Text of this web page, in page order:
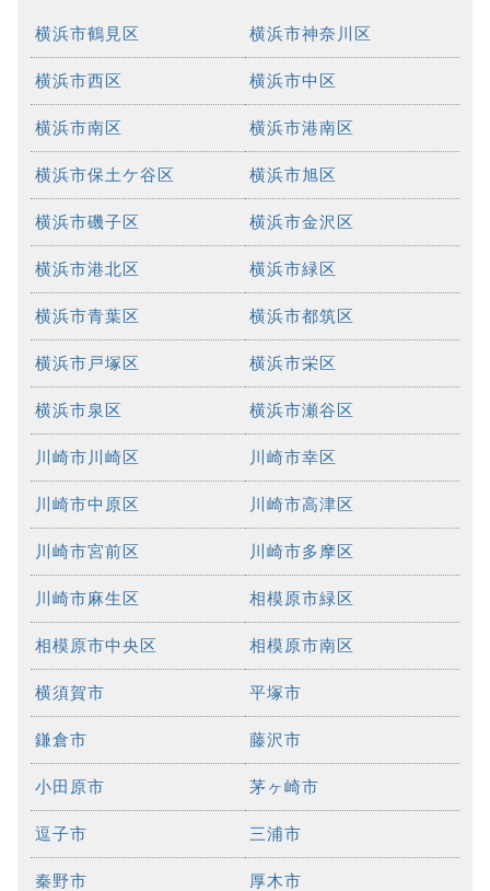
横浜市鶴見区 横浜市神奈川区
横浜市西区 横浜市中区
横浜市南区 横浜市港南区
横浜市保土ケ谷区 横浜市旭区
横浜市磯子区 横浜市金沢区
横浜市港北区 横浜市緑区
横浜市青葉区 横浜市都筑区
横浜市戸塚区 横浜市栄区
横浜市泉区 横浜市瀬谷区
川崎市川崎区 川崎市幸区
川崎市中原区 川崎市高津区
川崎市宮前区 川崎市多摩区
川崎市麻生区 相模原市緑区
相模原市中央区 相模原市南区
横須賀市 平塚市
鎌倉市 藤沢市
小田原市 茅ヶ崎市
逗子市 三浦市
秦野市 厚木市